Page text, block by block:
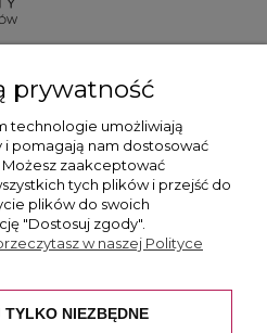
i dostawa
prywatność
technologie umożliwiają
i pomagają nam dostosować
zaakceptować
tych plików i przejść do
plików do swoich
"Dostosuj zgody".
w naszej Polityce
NIEZBĘDNE